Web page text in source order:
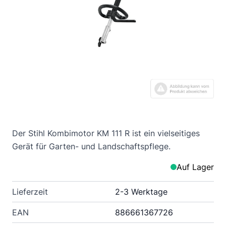
Der Stihl Kombimotor KM 111 R ist ein vielseitiges
Gerät für Garten- und Landschaftspflege.
Auf Lager
Lieferzeit 2-3 Werktage
EAN 886661367726